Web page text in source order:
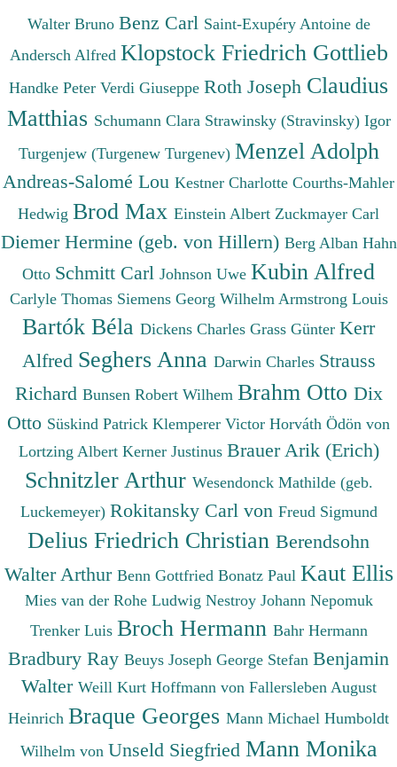
Walter Bruno Benz Carl Saint-Exupéry Antoine de
Andersch Alfred Klopstock Friedrich Gottlieb
Handke Peter Verdi Giuseppe Roth Joseph Claudius
Matthias Schumann Clara Strawinsky (Stravinsky) Igor
Turgenjew (Turgenew Turgenev) Menzel Adolph
Andreas-Salomé Lou Kestner Charlotte Courths-Mahler
Hedwig Brod Max Einstein Albert Zuckmayer Carl
Diemer Hermine (geb. von Hillern) Berg Alban Hahn
Otto Schmitt Carl Johnson Uwe Kubin Alfred
Carlyle Thomas Siemens Georg Wilhelm Armstrong Louis
Bartók Béla Dickens Charles Grass Günter Kerr
Alfred Seghers Anna Darwin Charles Strauss
Richard Bunsen Robert Wilhem Brahm Otto Dix
Otto Süskind Patrick Klemperer Victor Horváth Ödön von
Lortzing Albert Kerner Justinus Brauer Arik (Erich)
Schnitzler Arthur Wesendonck Mathilde (geb.
Luckemeyer) Rokitansky Carl von Freud Sigmund
Delius Friedrich Christian Berendsohn
Walter Arthur Benn Gottfried Bonatz Paul Kaut Ellis
Mies van der Rohe Ludwig Nestroy Johann Nepomuk
Trenker Luis Broch Hermann Bahr Hermann
Bradbury Ray Beuys Joseph George Stefan Benjamin
Walter Weill Kurt Hoffmann von Fallersleben August
Heinrich Braque Georges Mann Michael Humboldt
Wilhelm von Unseld Siegfried Mann Monika